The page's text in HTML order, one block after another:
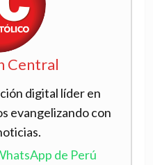
Central
digital líder en
evangelizando con
de Perú